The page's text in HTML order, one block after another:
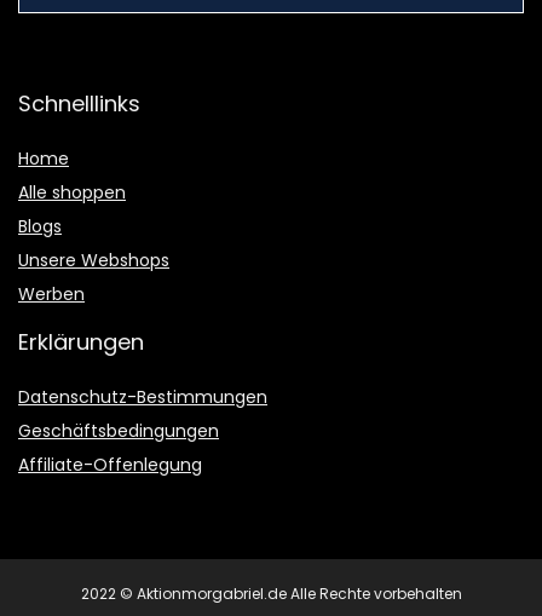
Schnelllinks
Home
Alle shoppen
Blogs
Unsere Webshops
Werben
Erklärungen
Datenschutz-Bestimmungen
Geschäftsbedingungen
Affiliate-Offenlegung
2022 © Aktionmorgabriel.de Alle Rechte vorbehalten